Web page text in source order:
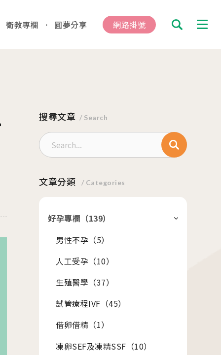
衛教專欄 圓夢分享 網路掛號
尋
板橋院區
/Taipei
「婚前健康檢查」及「育兒健檢」門診表
盛醫院全台巡迴好孕講座
盛醫院講座《每月好孕講座》
搜尋文章 / Search
文章分類 / Categories
好孕專欄（139）
男性不孕（5）
人工受孕（10）
生殖醫學（37）
試管療程IVF（45）
借卵借精（1）
凍卵SEF及凍精SSF（10）